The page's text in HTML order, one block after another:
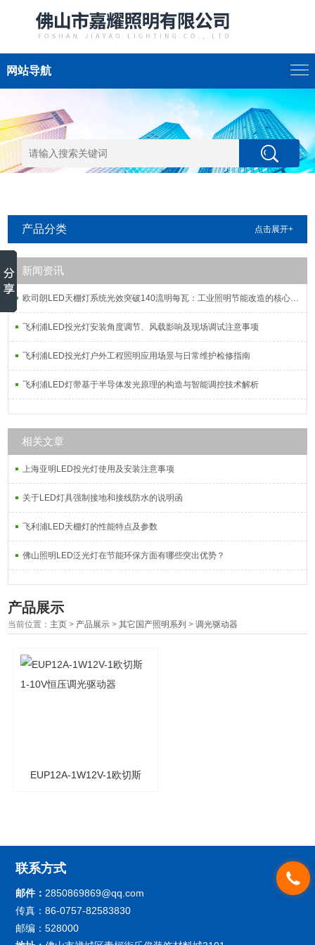
网站导航
产品分类 点击展开+
新闻资讯
欧司朗LED天棚灯系统光效突破140流明每瓦：工业照明节能改造的核心指标解析
飞利浦LED投光灯安装角度调节、风载影响及现场调试注意事项
飞利浦LED投光灯户外工程照明应用场景与日常维护检修指南
飞利浦LED灯带基于半导体发光原理的构造与智能调控技术解析
相关文章
上海亚明LED投光灯使用及安装注意事项
关于LED灯具强制接地和接线防水的说明函
飞利浦LED天棚灯的性能特点及参数
佛山照明LED泛光灯在节能环保方面有哪些突出优势？
产品展示
当前位置： 主页 > 产品展示 >其它国产照明系列 >调光驱动器
EUP12A-1W12V-1欧切斯
联系方式
邮件： 2850869869@qq.com
传真：86-0757-82583830
邮编：528000